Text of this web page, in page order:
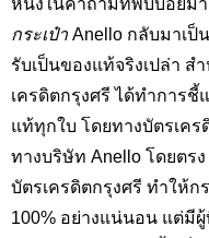
หนึ่งในคำถามที่พบบ่อยมา
กระเป๋า Anello กลับมาเป็
รับเป็นของแท้จริงเปล่า ส
เครดิตกรุงศรี ได้ทำการชี้แ
แท้ทุกใบ โดยทางบัตรเคร
ทางบริษัท Anello โดยตร
บัตรเครดิตกรุงศรี ทำให้กร
100% อย่างแน่นอน แต่มี